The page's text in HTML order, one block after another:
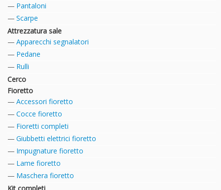
Pantaloni
Scarpe
Attrezzatura sale
Apparecchi segnalatori
Pedane
Rulli
Cerco
Fioretto
Accessori fioretto
Cocce fioretto
Fioretti completi
Giubbetti elettrici fioretto
Impugnature fioretto
Lame fioretto
Maschera fioretto